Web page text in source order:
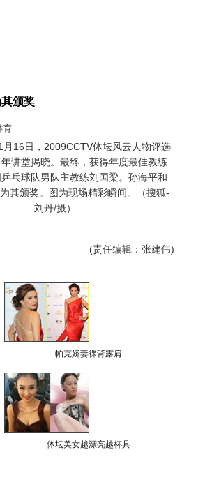
颁奖
育
16日，2009CCTV体坛风云人物评选
讲堂揭晓。最终，获得年度最佳教练
乓球队男队主教练刘国梁。孙海平和
其颁奖。图为现场精彩瞬间。（搜狐-
刘丹/摄）
(责任编辑：张建伟)
帕克娇妻裸背露肩
体坛美女越漂亮越杯具